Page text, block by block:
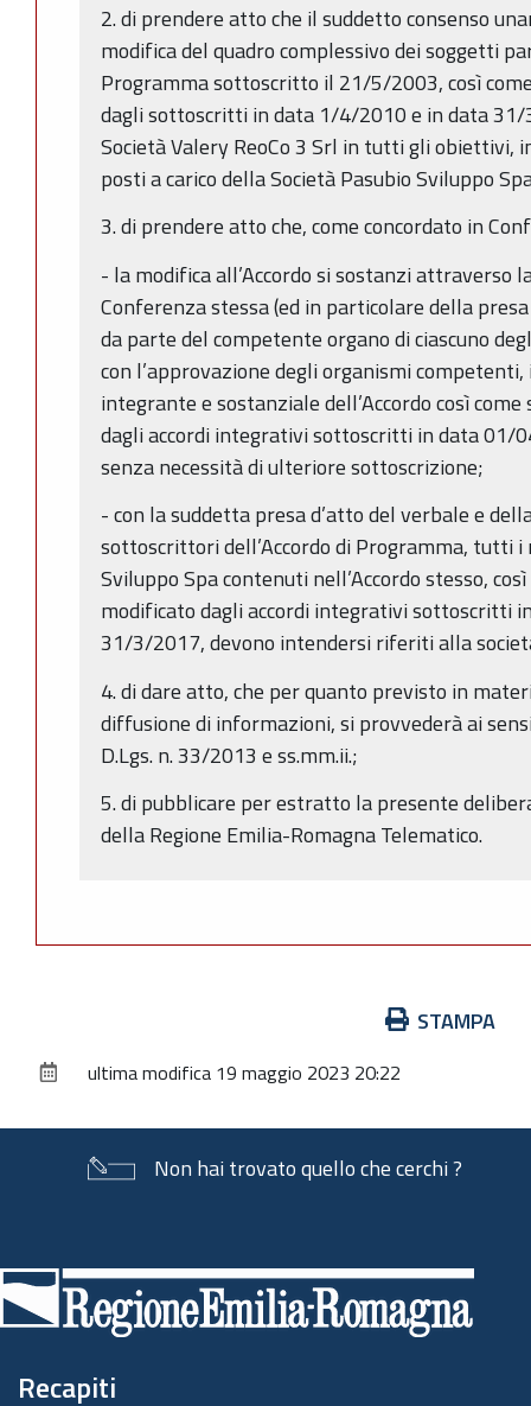
2. di prendere atto che il suddetto consenso
modifica del quadro complessivo dei soggetti
Programma sottoscritto il 21/5/2003, così
dagli sottoscritti in data 1/4/2010 e in data
Società Valery ReoCo 3 Srl in tutti gli obiettivi,
posti a carico della Società Pasubio Sviluppo
3. di prendere atto che, come concordato in
- la modifica all’Accordo si sostanzi attraverso
Conferenza stessa (ed in particolare della
da parte del competente organo di ciascuno
con l’approvazione degli organismi
integrante e sostanziale dell’Accordo così
dagli accordi integrativi sottoscritti in data 01/
senza necessità di ulteriore sottoscrizione;
- con la suddetta presa d’atto del verbale e
sottoscrittori dell’Accordo di Programma, tutti
Sviluppo Spa contenuti nell’Accordo stesso,
modificato dagli accordi integrativi sottoscritti
31/3/2017, devono intendersi riferiti alla
4. di dare atto, che per quanto previsto in
diffusione di informazioni, si provvederà ai
D.Lgs. n. 33/2013 e ss.mm.ii.;
5. di pubblicare per estratto la presente
della Regione Emilia-Romagna Telematico.
documento
STAMPA
ultima modifica 19 maggio 2023 20:22
Non hai trovato quello che cerchi ?
di
pagina
Recapiti